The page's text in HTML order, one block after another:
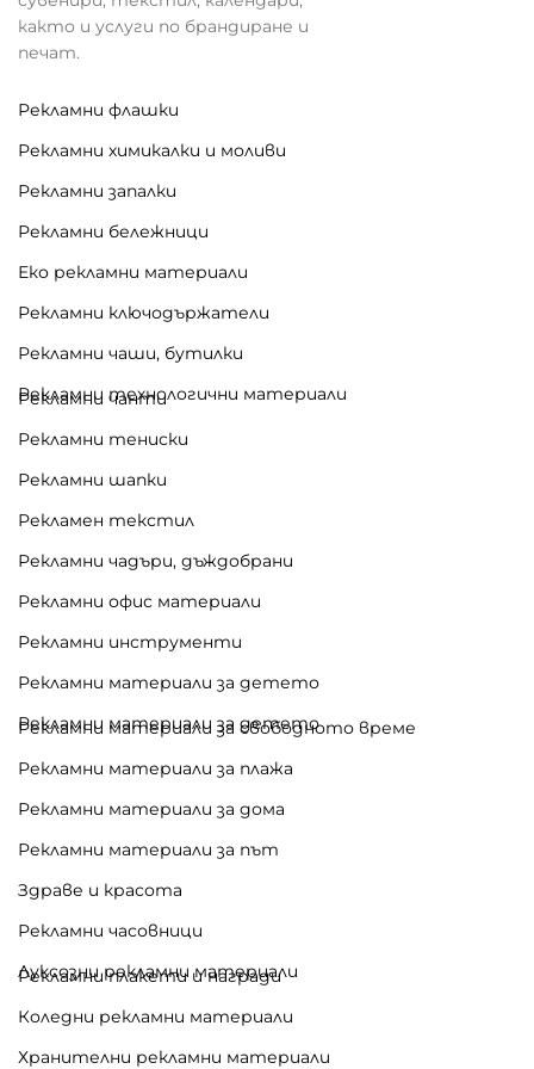
както и услуги по брандиране и
печат.
Рекламни флашки
Рекламни химикалки и моливи
Рекламни запалки
Рекламни бележници
Еко рекламни материали
Рекламни ключодържатели
Рекламни чаши, бутилки
Рекламни технологични материали
Рекламни чанти
Рекламни тениски
Рекламни шапки
Рекламен текстил
Рекламни чадъри, дъждобрани
Рекламни офис материали
Рекламни инструменти
Рекламни материали за детето
Рекламни материали за детето
Рекламни материали за свободното време
Рекламни материали за плажа
Рекламни материали за дома
Рекламни материали за път
Здраве и красота
Рекламни часовници
Луксозни рекламни материали
Рекламни плакети и награди
Коледни рекламни материали
Хранителни рекламни материали